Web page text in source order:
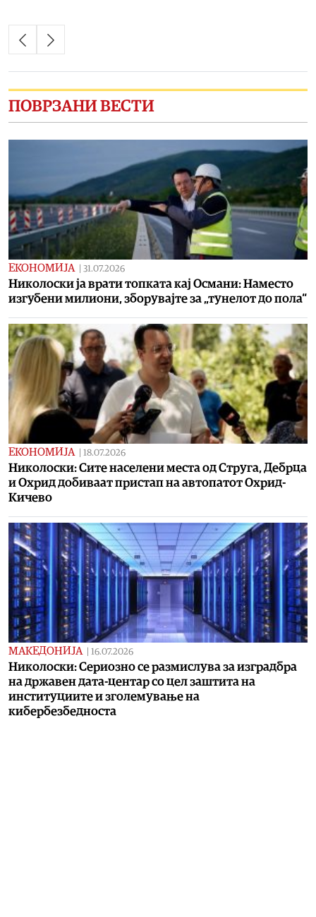
ПОВРЗАНИ ВЕСТИ
ЕКОНОМИЈА 31.07.2026
Николоски ја врати топката кај Османи: Наместо
изгубени милиони, зборувајте за „тунелот до пола“
ЕКОНОМИЈА 18.07.2026
Николоски: Сите населени места од Струга, Дебрца
и Охрид добиваат пристап на автопатот Охрид-
Кичево
МАКЕДОНИЈА 16.07.2026
Николоски: Сериозно се размислува за изградбра
на државен дата-центар со цел заштита на
институциите и зголемување на
кибербезбедноста